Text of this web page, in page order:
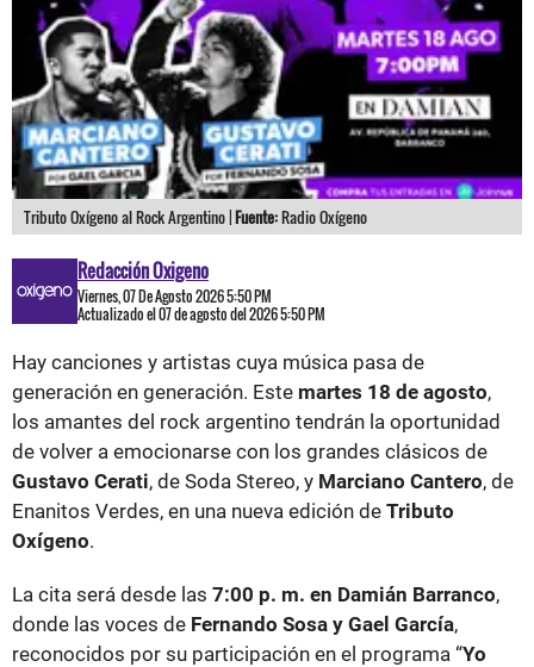
Tributo Oxígeno al Rock Argentino |Fuente:Radio Oxígeno
Redacción Oxigeno
Viernes, 07 De Agosto 2026 5:50 PM
Actualizado el 07 de agosto del 2026 5:50 PM
Hay canciones y artistas cuya música pasa de
generación en generación. Este martes 18 de agosto,
los amantes del rock argentino tendrán la oportunidad
de volver a emocionarse con los grandes clásicos de
Gustavo Cerati, de Soda Stereo, y Marciano Cantero, de
Enanitos Verdes, en una nueva edición de Tributo
Oxígeno.
La cita será desde las 7:00 p. m. en Damián Barranco,
donde las voces de Fernando Sosa y Gael García,
reconocidos por su participación en el programa “Yo